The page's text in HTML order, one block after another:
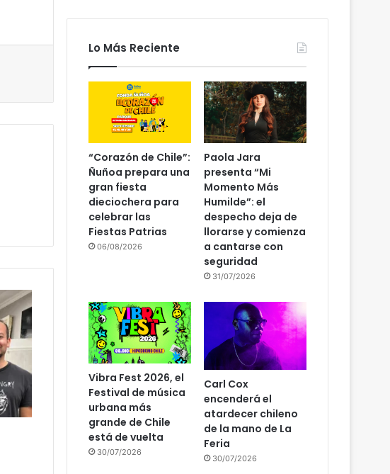
Lo Más Reciente
“Corazón de Chile”:
Ñuñoa prepara una
gran fiesta
dieciochera para
celebrar las
Fiestas Patrias
06/08/2026
Paola Jara
presenta “Mi
Momento Más
Humilde”: el
despecho deja de
llorarse y comienza
a cantarse con
seguridad
31/07/2026
Vibra Fest 2026, el
Festival de música
urbana más
grande de Chile
está de vuelta
30/07/2026
Carl Cox
encenderá el
atardecer chileno
de la mano de La
Feria
30/07/2026